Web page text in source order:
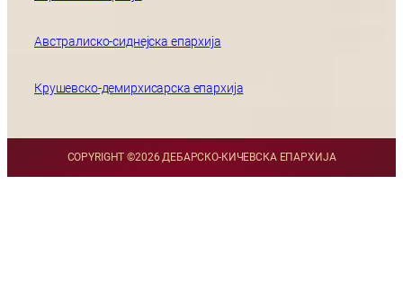
Австралиско-сиднејска епархија
Крушевско-демирхисарска епархија
COPYRIGHT ©2026 ДЕБАРСКО-КИЧЕВСКА ЕПАРХИЈА